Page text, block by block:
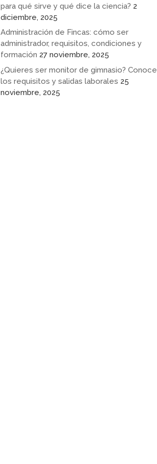
para qué sirve y qué dice la ciencia? 2
diciembre, 2025
Administración de Fincas: cómo ser
administrador, requisitos, condiciones y
formación 27 noviembre, 2025
¿Quieres ser monitor de gimnasio? Conoce
los requisitos y salidas laborales 25
noviembre, 2025